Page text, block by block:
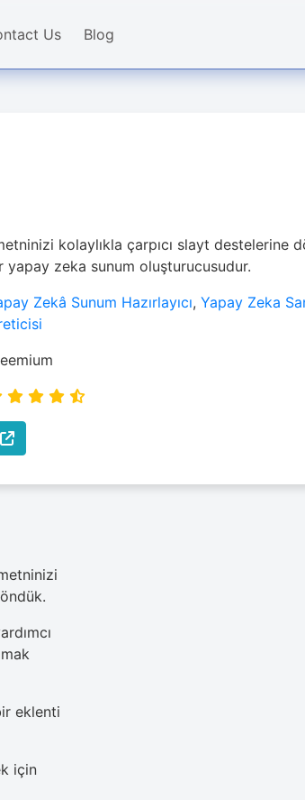
Us Blog
kolaylıkla çarpıcı slayt destelerine
yapay zeka sunum oluşturucusudur.
Zekâ Sunum Hazırlayıcı,Yapay Zeka
eklenti
için